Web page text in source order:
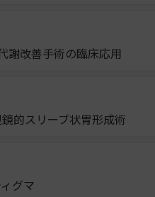
謝改善手術の臨床応用
的スリーブ状胃形成術
グマ